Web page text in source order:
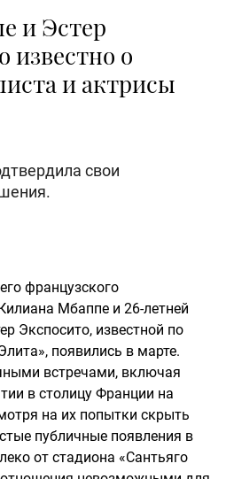
и Эстер
известно о
и актрисы
свои
французского
Мбаппе и 26-летней
Экспосито, известной по
появились в марте.
встречами, включая
в столицу Франции на
на их попытки скрыть
публичные появления в
от стадиона «Сантьяго